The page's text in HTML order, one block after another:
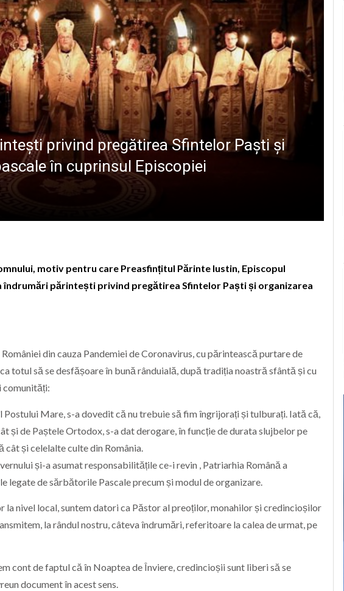
va fi dezvelit bustul lui Gavrilă Iuga, personalitate marcantă a
bisericii”: Ediția a IV-a a taberei de vară pentru copii are loc la
de sânge la Spitalul Județean de Urgență „Dr. Constantin Opriș”
dr. Stan Florin, invitat la Școala Părinților din Parohia Dumbrăvița
privind pregătirea Sfintelor Paști și
în cuprinsul Episcopiei
motiv pentru care Preasfințitul Părinte Iustin, Episcopul
părintești privind pregătirea Sfintelor Paști și organizarea
din cauza Pandemiei de Coronavirus, cu părintească purtare de
totul să se desfășoare în bună rânduială, după tradiția noastră sfântă și cu
comunități:
Mare, s-a dovedit că nu trebuie să fim îngrijorați și tulburați. Iată că,
și de Paștele Ortodox, s-a dat derogare, în funcție de durata slujbelor pe
și celelalte culte din România.
și-a asumat responsabilitățile ce-i revin , Patriarhia Română a
de sărbătorile Pascale precum și modul de organizare.
nivel local, suntem datori ca Păstor al preoților, monahilor și credincioșilor
la rândul nostru, câteva îndrumări, referitoare la calea de urmat, pe
cont de faptul că în Noaptea de Înviere, credincioșii sunt liberi să se
document în acest sens.